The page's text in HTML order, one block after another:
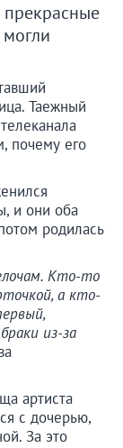
прекрасные
Таежный
почему его
и они оба
родилась
Кто-то
а кто-
из-за
артиста
с дочерью,
За это